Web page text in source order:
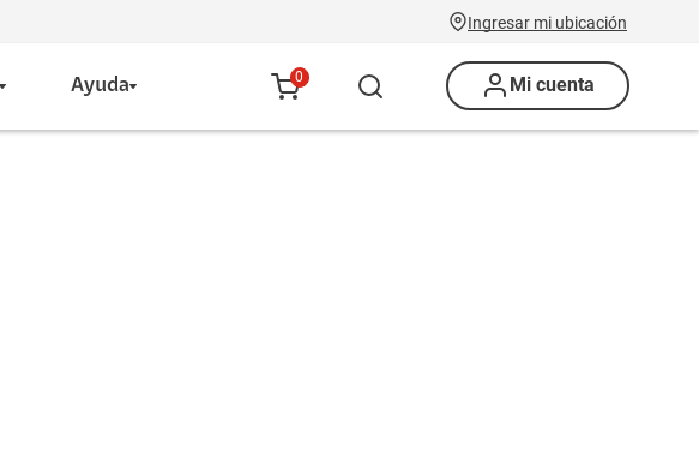
Ingresar mi ubicación
Ayuda 0 Mi cuenta